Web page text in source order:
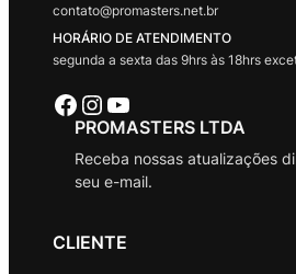
contato@promasters.net.br
HORÁRIO DE ATENDIMENTO
segunda a sexta das 9hrs às 18hrs
Facebook Instagram Youtube
PROMASTERS LTDA
Receba nossas atualizações
seu e-mail.
CLIENTE